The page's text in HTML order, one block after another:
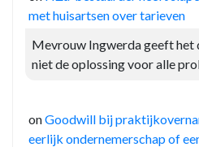
met huisartsen over tarieven
Mevrouw Ingwerda geeft het
niet de oplossing voor alle
onGoodwill bij
eerlijk ondernemerschap of